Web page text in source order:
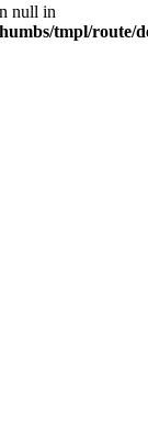
null in
tmpl/route/